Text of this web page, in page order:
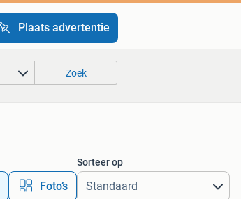
Plaats advertentie
Zoek
Foto’s
Sorteer op